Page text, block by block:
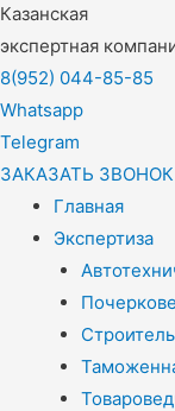
Казанская
экспертная
8(952) 044-85-85
Whatsapp
Telegram
ЗАКАЗАТЬ ЗВОНОК
Главная
Экспертиза